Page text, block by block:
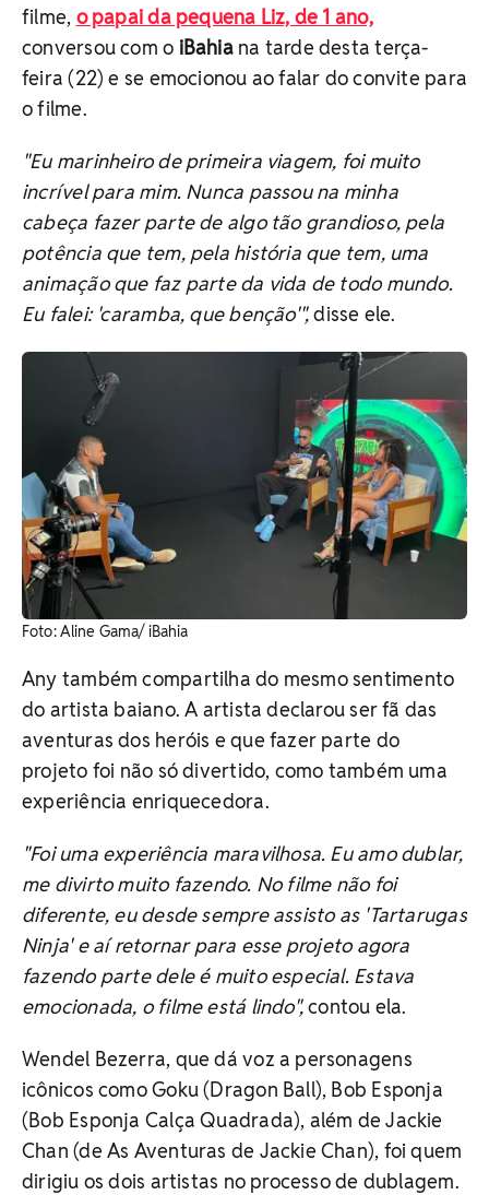
filme, o papai da pequena Liz, de 1 ano,
conversou com o iBahia na tarde desta terça-
feira (22) e se emocionou ao falar do convite para
o filme.
"Eu marinheiro de primeira viagem, foi muito
incrível para mim. Nunca passou na minha
cabeça fazer parte de algo tão grandioso, pela
potência que tem, pela história que tem, uma
animação que faz parte da vida de todo mundo.
Eu falei: 'caramba, que benção'",disse ele.
Foto: Aline Gama/ iBahia
Any também compartilha do mesmo sentimento
do artista baiano. A artista declarou ser fã das
aventuras dos heróis e que fazer parte do
projeto foi não só divertido, como também uma
experiência enriquecedora.
"Foi uma experiência maravilhosa. Eu amo dublar,
me divirto muito fazendo. No filme não foi
diferente, eu desde sempre assisto as 'Tartarugas
Ninja' e aí retornar para esse projeto agora
fazendo parte dele é muito especial. Estava
emocionada, o filme está lindo",contou ela.
Wendel Bezerra, que dá voz a personagens
icônicos como Goku (Dragon Ball), Bob Esponja
(Bob Esponja Calça Quadrada), além de Jackie
Chan (de As Aventuras de Jackie Chan), foi quem
dirigiu os dois artistas no processo de dublagem.